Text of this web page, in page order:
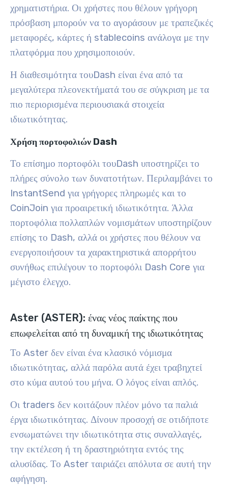
χρηματιστήρια. Οι χρήστες που θέλουν γρήγορη
πρόσβαση μπορούν να το αγοράσουν με τραπεζικές
μεταφορές, κάρτες ή stablecoins ανάλογα με την
πλατφόρμα που χρησιμοποιούν.
Η διαθεσιμότητα τουDash είναι ένα από τα
μεγαλύτερα πλεονεκτήματά του σε σύγκριση με τα
πιο περιορισμένα περιουσιακά στοιχεία
ιδιωτικότητας.
Χρήση πορτοφολιών Dash
Το επίσημο πορτοφόλι τουDash υποστηρίζει το
πλήρες σύνολο των δυνατοτήτων. Περιλαμβάνει το
InstantSend για γρήγορες πληρωμές και το
CoinJoin για προαιρετική ιδιωτικότητα. Άλλα
πορτοφόλια πολλαπλών νομισμάτων υποστηρίζουν
επίσης το Dash, αλλά οι χρήστες που θέλουν να
ενεργοποιήσουν τα χαρακτηριστικά απορρήτου
συνήθως επιλέγουν το πορτοφόλι Dash Core για
μέγιστο έλεγχο.
Aster (ASTER): ένας νέος παίκτης που
επωφελείται από τη δυναμική της ιδιωτικότητας
Το Aster δεν είναι ένα κλασικό νόμισμα
ιδιωτικότητας, αλλά παρόλα αυτά έχει τραβηχτεί
στο κύμα αυτού του μήνα. Ο λόγος είναι απλός.
Οι traders δεν κοιτάζουν πλέον μόνο τα παλιά
έργα ιδιωτικότητας. Δίνουν προσοχή σε οτιδήποτε
ενσωματώνει την ιδιωτικότητα στις συναλλαγές,
την εκτέλεση ή τη δραστηριότητα εντός της
αλυσίδας. Το Aster ταιριάζει απόλυτα σε αυτή την
αφήγηση.